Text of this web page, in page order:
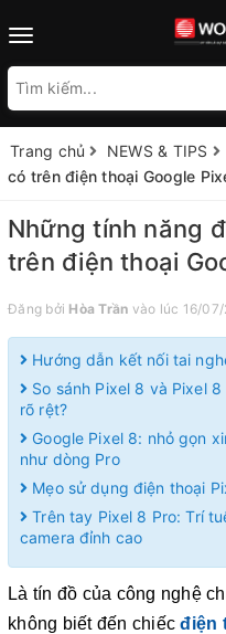
Toggle
Trang chủ NEWS & TIPS
có trên điện thoại Google
Những tính năng
trên điện thoại
Đăng bởi Hòa Trần vào lúc 16/
Hướng dẫn kết nối tai
So sánh Pixel 8 và Pixel
rõ rệt?
Google Pixel 8: nhỏ gọn
như dòng Pro
Mẹo sử dụng điện thoại
Trên tay Pixel 8 Pro: Trí
camera đỉnh cao
Là tín đồ của công nghệ
không biết đến chiếcđiện